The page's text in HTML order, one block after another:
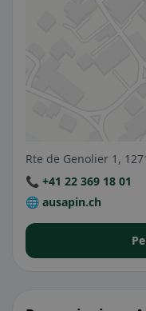
Rte de Genolier 1,
📞 +41 22 369 18 01
🌐 ausapin.ch